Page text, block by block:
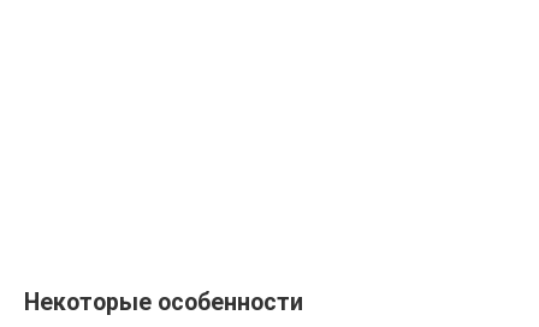
Некоторые особенности